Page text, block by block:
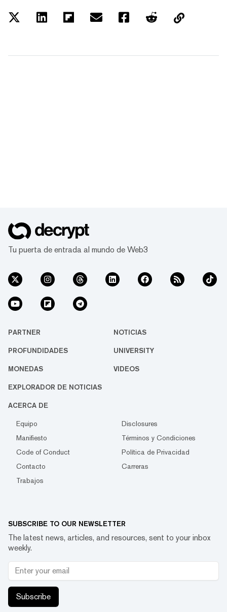
Tu puerta de entrada al mundo de Web3
PARTNER NOTICIAS
PROFUNDIDADES UNIVERSITY
MONEDAS VIDEOS
EXPLORADOR DE NOTICIAS
ACERCA DE
Equipo
Disclosures
Manifiesto
Términos y Condiciones
Code of Conduct
Política de Privacidad
Contacto
Carreras
Trabajos
SUBSCRIBE TO OUR NEWSLETTER
The latest news, articles, and resources, sent to your inbox
weekly.
Subscribe